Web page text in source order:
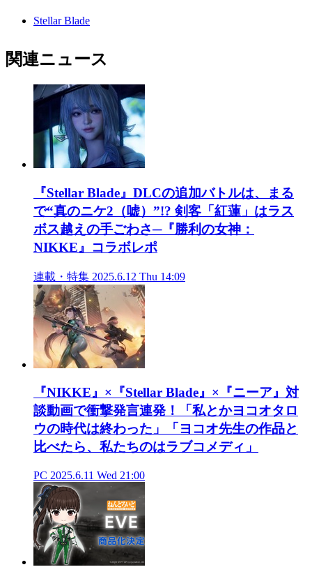
Stellar Blade
関連ニュース
『Stellar Blade』DLCの追加バトルは、まる
で“真のニケ2（嘘）”!? 剣客「紅蓮」はラス
ボス越えの手ごわさ─『勝利の女神：
NIKKE』コラボレポ
連載・特集 2025.6.12 Thu 14:09
『NIKKE』×『Stellar Blade』×『ニーア』対
談動画で衝撃発言連発！「私とかヨコオタロ
ウの時代は終わった」「ヨコオ先生の作品と
比べたら、私たちのはラブコメディ」
PC 2025.6.11 Wed 21:00